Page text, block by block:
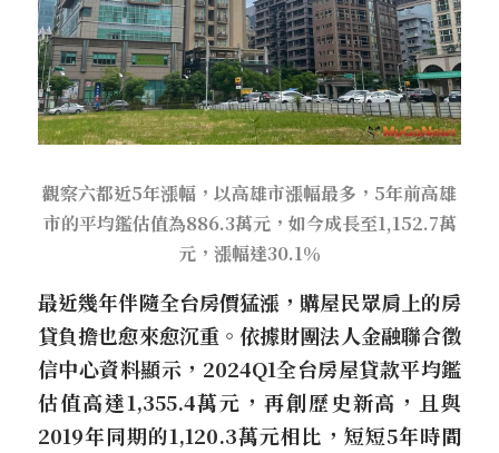
觀察六都近5年漲幅，以高雄市漲幅最多，5年前高雄
市的平均鑑估值為886.3萬元，如今成長至1,152.7萬
元，漲幅達30.1％
最近幾年伴隨全台房價猛漲，購屋民眾肩上的房
貸負擔也愈來愈沉重。依據財團法人金融聯合徵
信中心資料顯示，2024Q1全台房屋貸款平均鑑
估值高達1,355.4萬元，再創歷史新高，且與
2019年同期的1,120.3萬元相比，短短5年時間